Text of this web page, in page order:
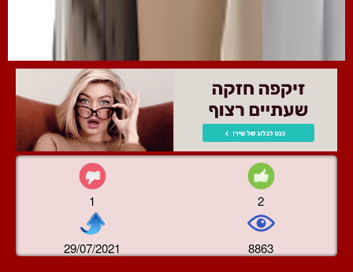
1 2
29/07/2021 8863